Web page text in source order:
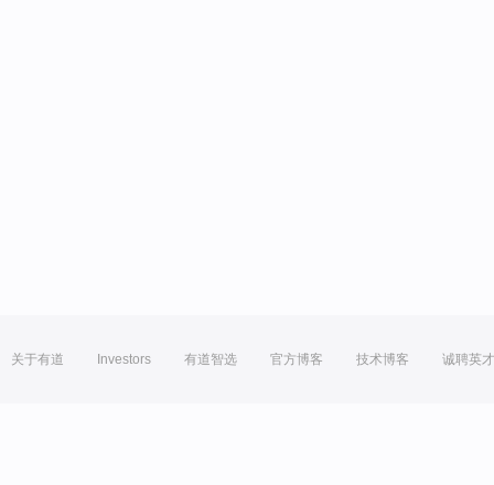
关于有道 Investors 有道智选 官方博客 技术博客 诚聘英才